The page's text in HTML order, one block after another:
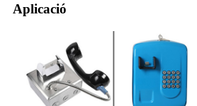
Aplicació